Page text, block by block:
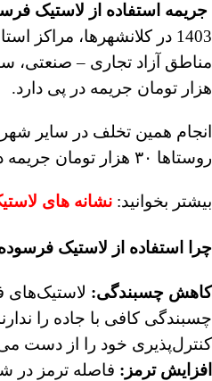
جریمه استفاده از لاستیک
1403 در کلانشهرها،
هزار تومان جریمه در پی دارد.
روستاها ۳۰ هزار تومان جریمه درپی خواهد داشت.
بیشتر بخوانید: نشانه های
چرا استفاده از لاستیک
کاهش چسبندگی: لاستیک‌های
چسبندگی کافی با جاده را
کنترل‌پذیری خود را از دست
افزایش ترمز : فاصله ترمز در